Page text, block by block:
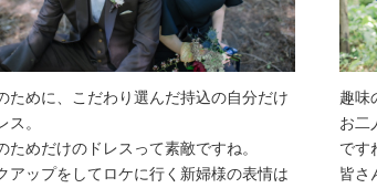
ために、こだわり選んだ持込の自分だけ
ス。
ためだけのドレスって素敵ですね。
アップをしてロケに行く新婦様の表情は
趣味
お二
です
皆さ